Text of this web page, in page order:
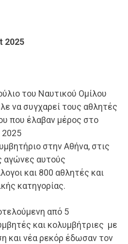
2025
του Ναυτικού Ομίλου
να συγχαρεί τους αθλητές
που έλαβαν μέρος στο
2025
στην Αθήνα, στις
αγώνες αυτούς
και 800 αθλητές και
κατηγορίας.
από 5
και κολυμβήτριες με
και νέα ρεκόρ έδωσαν τον